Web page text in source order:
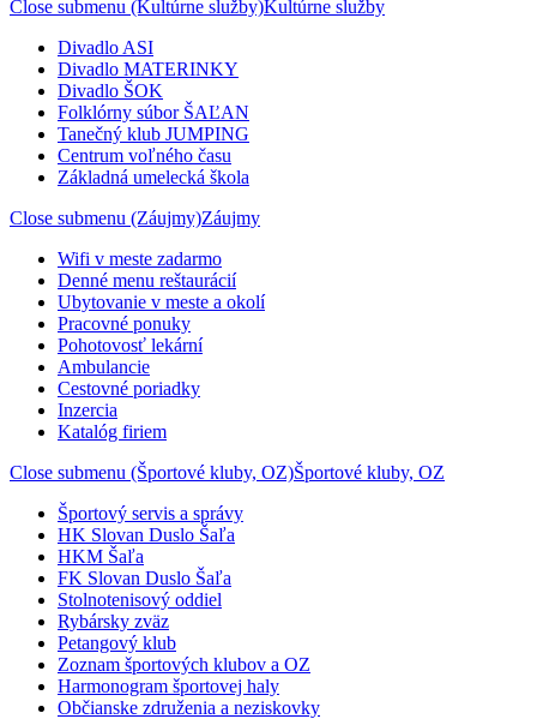
Close submenu (Kultúrne služby)Kultúrne služby
Divadlo ASI
Divadlo MATERINKY
Divadlo ŠOK
Folklórny súbor ŠAĽAN
Tanečný klub JUMPING
Centrum voľného času
Základná umelecká škola
Close submenu (Záujmy)Záujmy
Wifi v meste zadarmo
Denné menu reštaurácií
Ubytovanie v meste a okolí
Pracovné ponuky
Pohotovosť lekární
Ambulancie
Cestovné poriadky
Inzercia
Katalóg firiem
Close submenu (Športové kluby, OZ)Športové kluby, OZ
Športový servis a správy
HK Slovan Duslo Šaľa
HKM Šaľa
FK Slovan Duslo Šaľa
Stolnotenisový oddiel
Rybársky zväz
Petangový klub
Zoznam športových klubov a OZ
Harmonogram športovej haly
Občianske združenia a neziskovky